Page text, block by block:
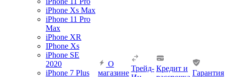
iPhone Xs Max
iPhone 11 Pro
Max
iPhone XR
IPhone Xs
iPhone SE
2020
iPhone 7 Plus
О
магазине
Трейд- Кредит и
Гарантия